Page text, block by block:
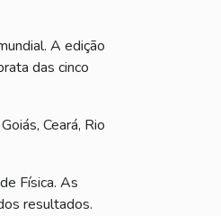
A edição
das cinco
Ceará, Rio
Física. As
resultados.